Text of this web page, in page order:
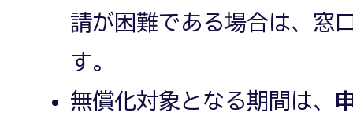
請が困難である場合は、窓
す。
無償化対象となる期間は、